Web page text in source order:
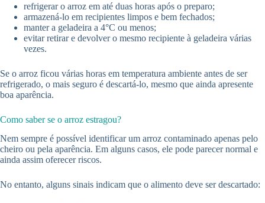
refrigerar o arroz em até duas horas após o preparo;
armazená-lo em recipientes limpos e bem fechados;
manter a geladeira a 4°C ou menos;
evitar retirar e devolver o mesmo recipiente à geladeira várias
vezes.
Se o arroz ficou várias horas em temperatura ambiente antes de ser
refrigerado, o mais seguro é descartá-lo, mesmo que ainda apresente
boa aparência.
Como saber se o arroz estragou?
Nem sempre é possível identificar um arroz contaminado apenas pelo
cheiro ou pela aparência. Em alguns casos, ele pode parecer normal e
ainda assim oferecer riscos.
No entanto, alguns sinais indicam que o alimento deve ser descartado: